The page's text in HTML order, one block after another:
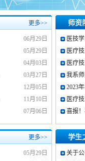
更多>>
06月29日
05月29日
04月03日
03月27日
12月05日
11月10日
07月06日
更多>>
05月29日
师资
医技
医疗
医疗
我系
2023
医疗
喜报
学生
关于